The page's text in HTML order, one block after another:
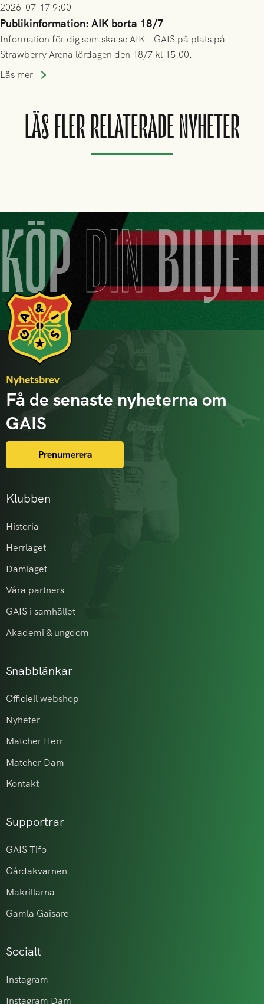
2026-07-17 9:00
Publikinformation: AIK borta 18/7
Information för dig som ska se AIK - GAIS på plats på
Strawberry Arena lördagen den 18/7 kl 15.00.
Läs mer
LÄS FLER RELATERADE NYHETER
KÖPDIN
Klubben
Historia
Herrlaget
Damlaget
Våra partners
GAIS i samhället
Akademi & ungdom
Snabblänkar
Officiell webshop
Nyheter
Matcher Herr
Matcher Dam
Kontakt
Supportrar
GAIS Tifo
Gårdakvarnen
Makrillarna
Gamla Gaisare
Socialt
Instagram
Instagram Dam
Nyhetsbrev
Få de senaste nyheterna om
GAIS
Prenumerera